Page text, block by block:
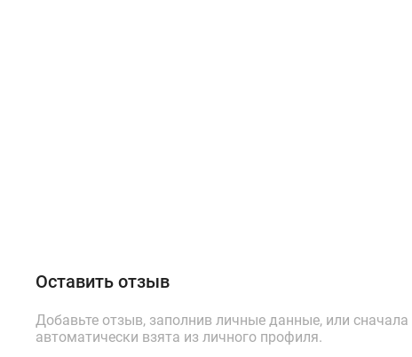
Оставить отзыв
Добавьте отзыв, заполнив личные данные, или сначала
автоматически взята из личного профиля.